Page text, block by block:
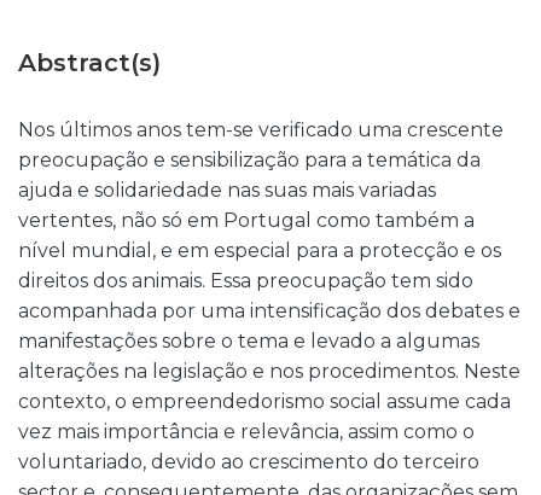
Abstract(s)
Nos últimos anos tem-se verificado uma crescente
preocupação e sensibilização para a temática da
ajuda e solidariedade nas suas mais variadas
vertentes, não só em Portugal como também a
nível mundial, e em especial para a protecção e os
direitos dos animais. Essa preocupação tem sido
acompanhada por uma intensificação dos debates e
manifestações sobre o tema e levado a algumas
alterações na legislação e nos procedimentos. Neste
contexto, o empreendedorismo social assume cada
vez mais importância e relevância, assim como o
voluntariado, devido ao crescimento do terceiro